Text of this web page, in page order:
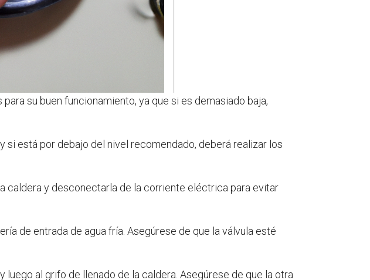
su buen funcionamiento, ya que si es demasiado baja,
está por debajo del nivel recomendado, deberá realizar los
caldera y desconectarla de la corriente eléctrica para evitar
de entrada de agua fría. Asegúrese de que la válvula esté
al grifo de llenado de la caldera. Asegúrese de que la otra